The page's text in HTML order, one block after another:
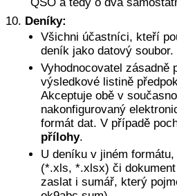
Deníky:
Všichni účastníci, kteří
deník jako datový soubor.
Vyhodnocovatel zásadně
výsledkové listině
Akceptuje obě v
nakonfigurovaný
formát dat. V případě
přílohy.
U deníku v jiném
(*.xls, *.xlsx) či
zaslat i sumář, který